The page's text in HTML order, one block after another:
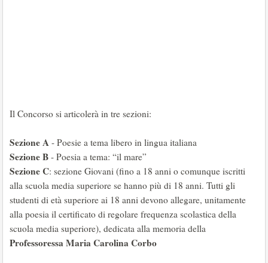
Il Concorso si articolerà in tre sezioni:
Sezione A - Poesie a tema libero in lingua italiana
Sezione B - Poesia a tema: “il mare”
Sezione C: sezione Giovani (fino a 18 anni o comunque iscritti
alla scuola media superiore se hanno più di 18 anni. Tutti gli
studenti di età superiore ai 18 anni devono allegare, unitamente
alla poesia il certificato di regolare frequenza scolastica della
scuola media superiore), dedicata alla memoria della
Professoressa Maria Carolina Corbo